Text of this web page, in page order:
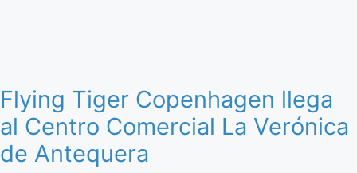
Flying Tiger Copenhagen llega
al Centro Comercial La Verónica
de Antequera